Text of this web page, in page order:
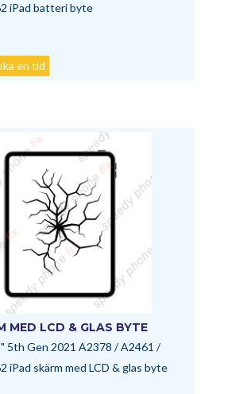
iPad batteri byte
en tid
MED LCD & GLAS BYTE
5th Gen 2021 A2378 / A2461 /
iPad skärm med LCD & glas byte